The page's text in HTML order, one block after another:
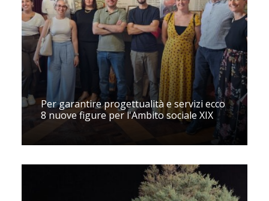
Per garantire progettualità e servizi ecco
8 nuove figure per l'Ambito sociale XIX